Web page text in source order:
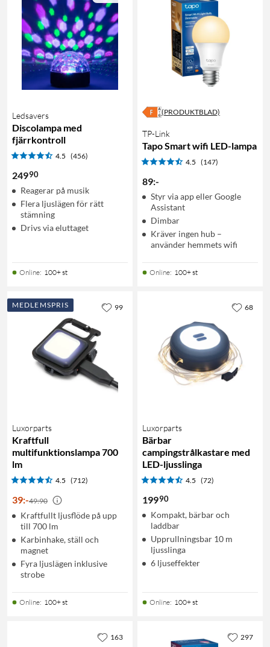
Ledsavers
Discolampa med
fjärrkontroll
4.5 (456)
24990
Reagerar på musik
Flera ljuslägen för rätt
stämning
Drivs via eluttaget
Online: 100+ st
(PRODUKTBLAD)
TP-Link
Tapo Smart wifi LED-lampa
4.5 (147)
89:-
Styr via app eller Google
Assistant
Dimbar
Kräver ingen hub –
använder hemmets wifi
Online: 100+ st
MEDLEMSPRIS
Luxorparts
Kraftfull
multifunktionslampa 700
lm
4.5 (712)
39:-49:90
Kraftfullt ljusflöde på upp
till 700 lm
Karbinhake, ställ och
magnet
Fyra ljuslägen inklusive
strobe
Online: 100+ st
99
Luxorparts
Bärbar
campingstrålkastare med
LED-ljusslinga
4.5 (72)
19990
Kompakt, bärbar och
laddbar
Upprullningsbar 10 m
ljusslinga
6 ljuseffekter
Online: 100+ st
68
163 297